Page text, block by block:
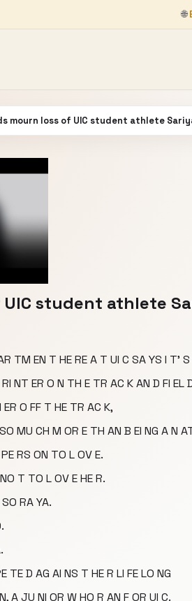
🌐
mourn loss of UIC student athlete
UIC student athlete
TM EN T HE RE A T UI C SA YS I T' S
NT ER O N TH E TR AC K AN D FI EL
O FF T HE TR AC K,
MU CH M OR E TH AN B EI NG A N
RS ON TO L OV E.
T TO L OV E HE R.
RA YA.
TE D AG AI NS T HE R LI FE LO NG
A JU NI OR W HO R AN F OR UI C.